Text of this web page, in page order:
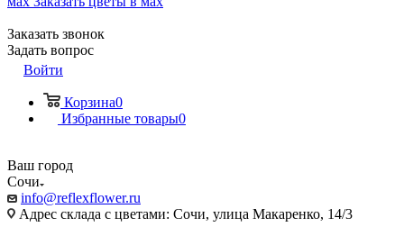
Заказать звонок
Задать вопрос
Войти
Корзина0
Избранные товары0
Ваш город
Сочи
info@reflexflower.ru
Адрес склада с цветами: Сочи, улица Макаренко, 14/3